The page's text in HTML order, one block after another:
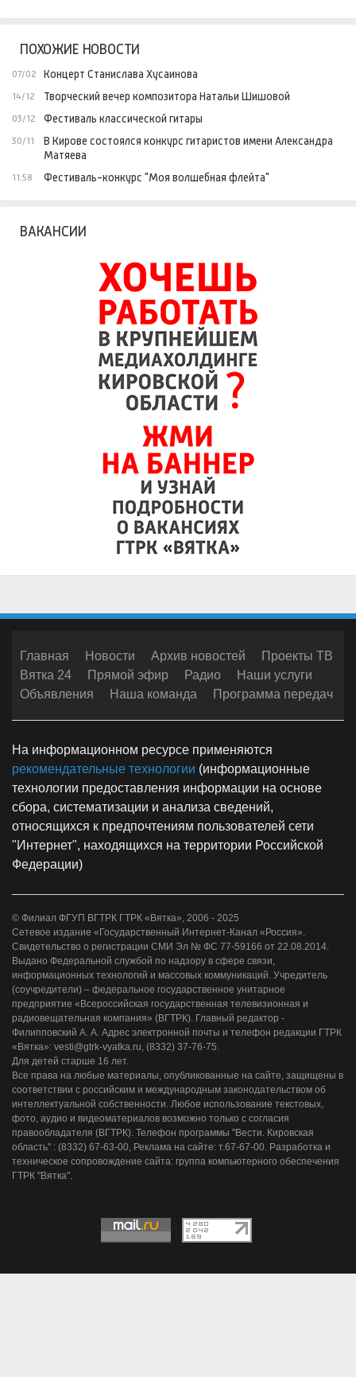
ПОХОЖИЕ НОВОСТИ
07/02 Концерт Станислава Хусаинова
14/12 Творческий вечер композитора Натальи Шишовой
03/12 Фестиваль классической гитары
30/11
В Кирове состоялся конкурс гитаристов имени Александра
Матяева
11:58 Фестиваль-конкурс "Моя волшебная флейта"
ВАКАНСИИ
Главная Новости Архив новостей
Проекты ТВ
Вятка 24
Прямой эфир Радио
Наши услуги
Объявления
Наша команда Программа передач
На информационном ресурсе применяются
рекомендательные технологии (информационные
технологии предоставления информации на основе
сбора, систематизации и анализа сведений,
относящихся к предпочтениям пользователей сети
"Интернет", находящихся на территории Российской
Федерации)
© Филиал ФГУП ВГТРК ГТРК «Вятка», 2006 - 2025
Сетевое издание «Государственный Интернет-Канал «Россия».
Свидетельство о регистрации СМИ Эл № ФС 77-59166 от 22.08.2014.
Выдано Федеральной службой по надзору в сфере связи,
информационных технологий и массовых коммуникаций. Учредитель
(соучредители) – федеральное государственное унитарное
предприятие «Всероссийская государственная телевизионная и
радиовещательная компания» (ВГТРК). Главный редактор -
Филипповский А. А. Адрес электронной почты и телефон редакции ГТРК
«Вятка»: vesti@gtrk-vyatka.ru, (8332) 37-76-75.
Для детей старше 16 лет.
Все права на любые материалы, опубликованные на сайте, защищены в
соответствии с российским и международным законодательством об
интеллектуальной собственности. Любое использование текстовых,
фото, аудио и видеоматериалов возможно только с согласия
правообладателя (ВГТРК). Телефон программы "Вести. Кировская
область" : (8332) 67-63-00, Реклама на сайте: т.67-67-00. Разработка и
техническое сопровождение сайта: группа компьютерного обеспечения
ГТРК "Вятка".